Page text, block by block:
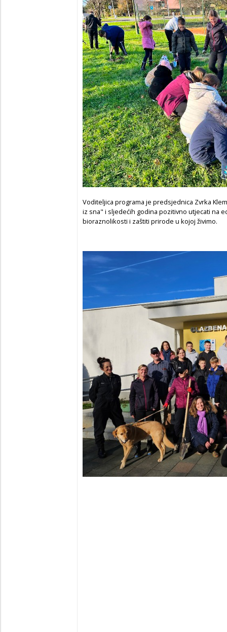
Voditeljica programa je predsjednica Zvrka
iz sna" i sljedećih godina pozitivno utjecati na
bioraznolikosti i zaštiti prirode u kojoj živimo.